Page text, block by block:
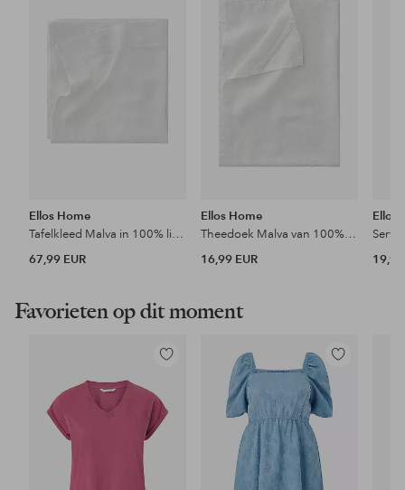
favorieten
Ellos Home
Tafelkleed Malva in 100% linnen 140x140 cm
67,99 EUR
Ellos Home
Theedoek Malva van 100% linnen
16,99 EUR
Ellos
19,99
Favorieten op dit moment
Toevoegen
favorieten
Toevoegen
aan
favorieten